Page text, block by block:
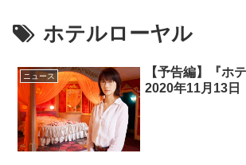
ホテルローヤル
ニュース
【予告編】『ホ
2020年11月13日